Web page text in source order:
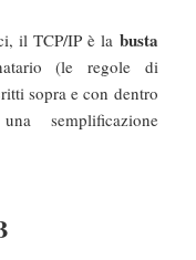
il TCP/IP è la busta
(le regole di
sopra e con dentro
semplificazione